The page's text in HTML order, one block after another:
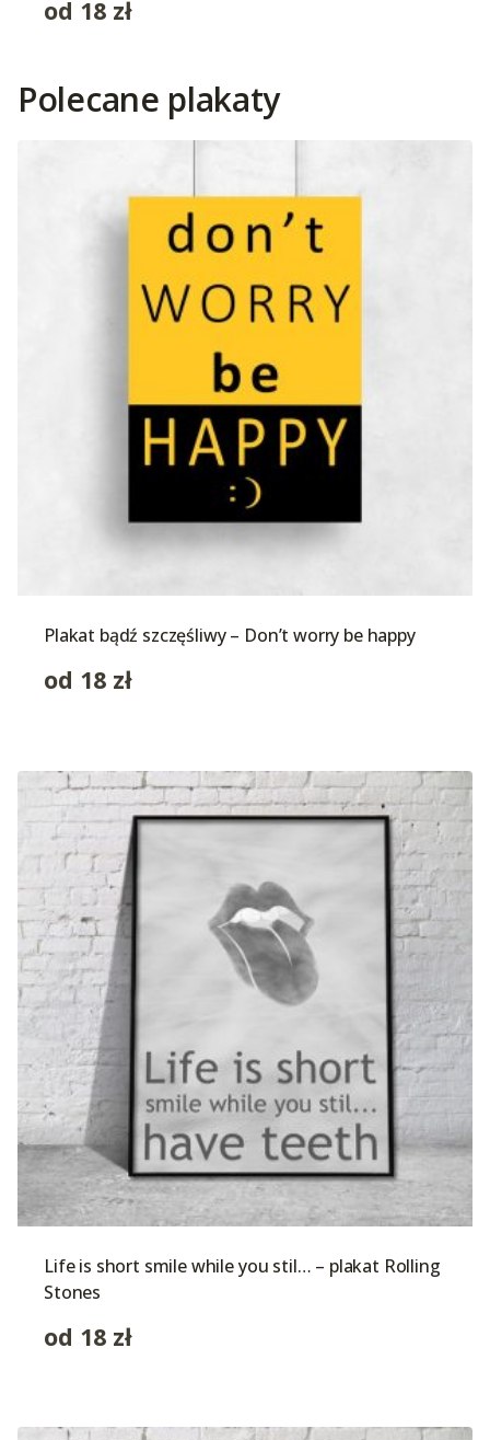
od 18 zł
Polecane plakaty
Plakat bądź szczęśliwy – Don’t worry be happy
od 18 zł
Life is short smile while you stil… – plakat Rolling
Stones
od 18 zł